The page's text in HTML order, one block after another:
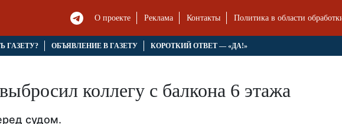
О проекте Реклама Контакты Политика в области
ГАЗЕТУ? ОБЪЯВЛЕНИЕ В ГАЗЕТУ КОРОТКИЙ ОТВЕТ — «ДА!»
коллегу с балкона 6 этажа
судом.